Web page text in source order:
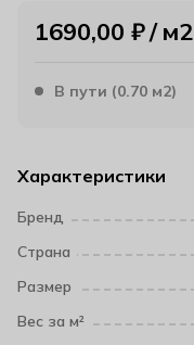
Характеристики
Бренд
Страна
Размер
Вес за м²
1690,00 ₽ м2
В пути (0.70 м2)